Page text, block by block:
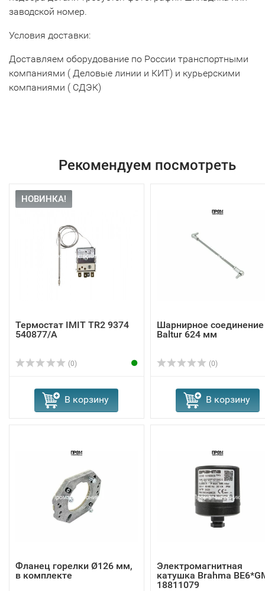
заводской номер.
Условия доставки:
Доставляем оборудование по России транспортными
компаниями ( Деловые линии и КИТ) и курьерскими
компаниями ( СДЭК)
Рекомендуем посмотреть
НОВИНКА!
Термостат IMIT TR2 9374
540877/A
(0)
В корзину
Шарнирное соединение
Baltur 624 мм
(0)
В корзину
Фланец горелки Ø126 мм,
в комплекте
Электромагнитная
катушка Brahma
18811079